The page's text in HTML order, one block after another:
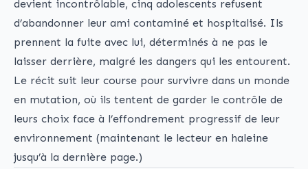
devient incontrôlable, cinq adolescents refusent
d’abandonner leur ami contaminé et hospitalisé. Ils
prennent la fuite avec lui, déterminés à ne pas le
laisser derrière, malgré les dangers qui les entourent.
Le récit suit leur course pour survivre dans un monde
en mutation, où ils tentent de garder le contrôle de
leurs choix face à l’effondrement progressif de leur
environnement (maintenant le lecteur en haleine
jusqu’à la dernière page.)